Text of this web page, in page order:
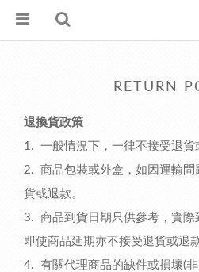
RETURN
退換貨政策
1. 一般情況下，一律不接受退貨
2. 商品包裝或外盒，如因運輸問
貨或退款。
3. 商品到貨日期只供參考 ， 實際
即使商品延期亦不接受退貨或退款
4. 有關代理商品的缺件或損壞(